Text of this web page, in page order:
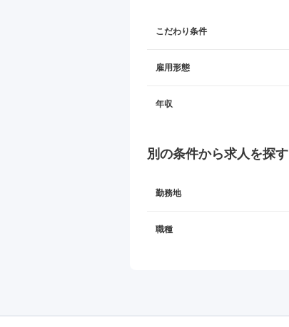
こだわり条件
雇用形態
年収
別の条件から求人を探す
勤務地
職種